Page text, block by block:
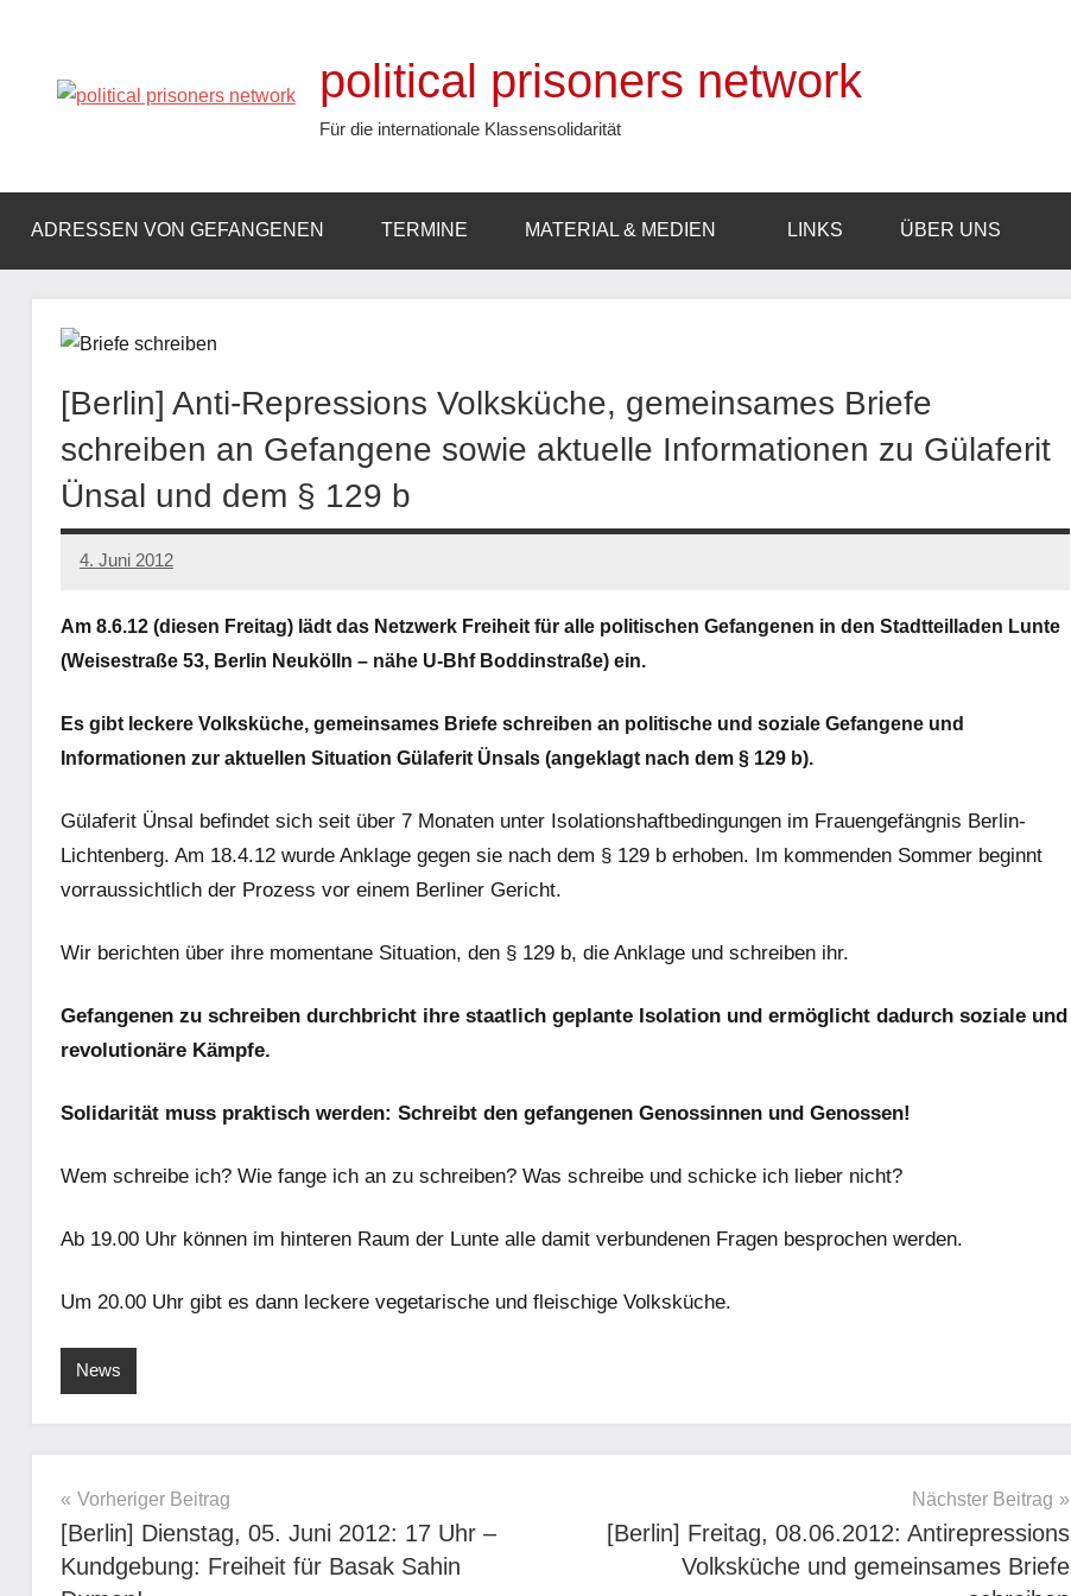
springen
political prisoners network
Für die internationale Klassensolidarität
ADRESSEN VON GEFANGENEN TERMINE MATERIAL & MEDIEN LINKS ÜBER UNS
[Berlin] Anti-Repressions Volksküche, gemeinsames Briefe
schreiben an Gefangene sowie aktuelle Informationen zu Gülaferit
Ünsal und dem § 129 b
4. Juni 2012
admin
Am 8.6.12 (diesen Freitag) lädt das Netzwerk Freiheit für alle politischen Gefangenen in den Stadtteilladen Lunte
(Weisestraße 53, Berlin Neukölln – nähe U-Bhf Boddinstraße) ein.
Es gibt leckere Volksküche, gemeinsames Briefe schreiben an politische und soziale Gefangene und
Informationen zur aktuellen Situation Gülaferit Ünsals (angeklagt nach dem § 129 b).
Gülaferit Ünsal befindet sich seit über 7 Monaten unter Isolationshaftbedingungen im Frauengefängnis Berlin-
Lichtenberg. Am 18.4.12 wurde Anklage gegen sie nach dem § 129 b erhoben. Im kommenden Sommer beginnt
vorraussichtlich der Prozess vor einem Berliner Gericht.
Wir berichten über ihre momentane Situation, den § 129 b, die Anklage und schreiben ihr.
Gefangenen zu schreiben durchbricht ihre staatlich geplante Isolation und ermöglicht dadurch soziale und
revolutionäre Kämpfe.
Solidarität muss praktisch werden: Schreibt den gefangenen Genossinnen und Genossen!
Wem schreibe ich? Wie fange ich an zu schreiben? Was schreibe und schicke ich lieber nicht?
Ab 19.00 Uhr können im hinteren Raum der Lunte alle damit verbundenen Fragen besprochen werden.
Um 20.00 Uhr gibt es dann leckere vegetarische und fleischige Volksküche.
News
Beitragsnavigation
Vorheriger Beitrag
[Berlin] Dienstag, 05. Juni 2012: 17 Uhr –
Kundgebung: Freiheit für Basak Sahin
Nächster Beitrag
[Berlin] Freitag, 08.06.2012: Antirepressions
Volksküche und gemeinsames Briefe